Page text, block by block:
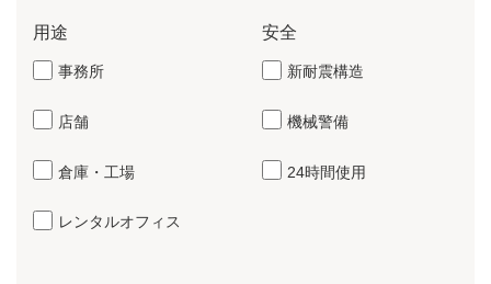
用途
事務所
店舗
倉庫・工場
レンタルオフィス
安全
新耐震構造
機械警備
24時間使用